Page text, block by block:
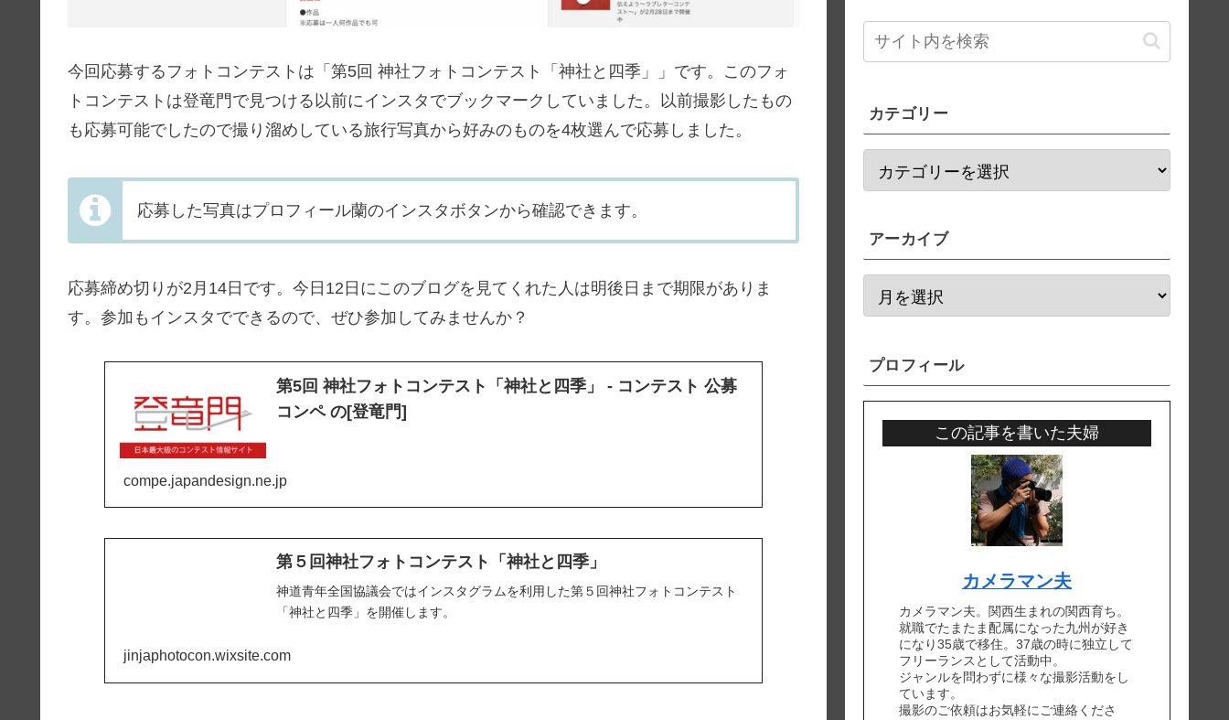
今回応募するフォトコンテストは「第5回 神社フォトコンテスト「神社と四季」」です。このフォ
トコンテストは登竜門で見つける以前にインスタでブックマークしていました。以前撮影したもの
も応募可能でしたので撮り溜めしている旅行写真から好みのものを4枚選んで応募しました。
応募した写真はプロフィール蘭のインスタボタンから確認できます。
応募締め切りが2月14日です。今日12日にこのブログを見てくれた人は明後日まで期限がありま
す。参加もインスタでできるので、ぜひ参加してみませんか？
第5回 神社フォトコンテスト「神社と四季」 - コンテスト 公募
コンペ の[登竜門]
compe.japandesign.ne.jp
第５回神社フォトコンテスト「神社と四季」
神道青年全国協議会ではインスタグラムを利用した第５回神社フォトコンテスト
「神社と四季」を開催します。
jinjaphotocon.wixsite.com
カテゴリー
アーカイブ
プロフィール
この記事を書いた夫婦
カメラマン夫
カメラマン夫。関西生まれの関西育ち。
就職でたまたま配属になった九州が好き
になり35歳で移住。37歳の時に独立して
フリーランスとして活動中。
ジャンルを問わずに様々な撮影活動をし
ています。
撮影のご依頼はお気軽にご連絡くださ